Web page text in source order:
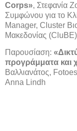
Corps», Στεφανία
Συμφώνου για το
Manager, Cluster
Μακεδονίας (CluBE)
Παρουσίαση:
προγράμματα και
Βαλλιανάτος,
Anna Lindh